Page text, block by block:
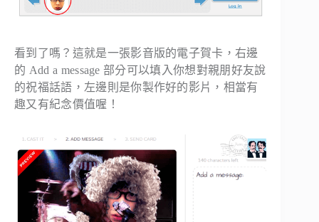
看到了嗎？這就是一張影音版的電子賀卡，右邊
的 Add a message 部分可以填入你想對親朋好友說
的祝福話語，左邊則是你製作好的影片，相當有
趣又有紀念價值喔！